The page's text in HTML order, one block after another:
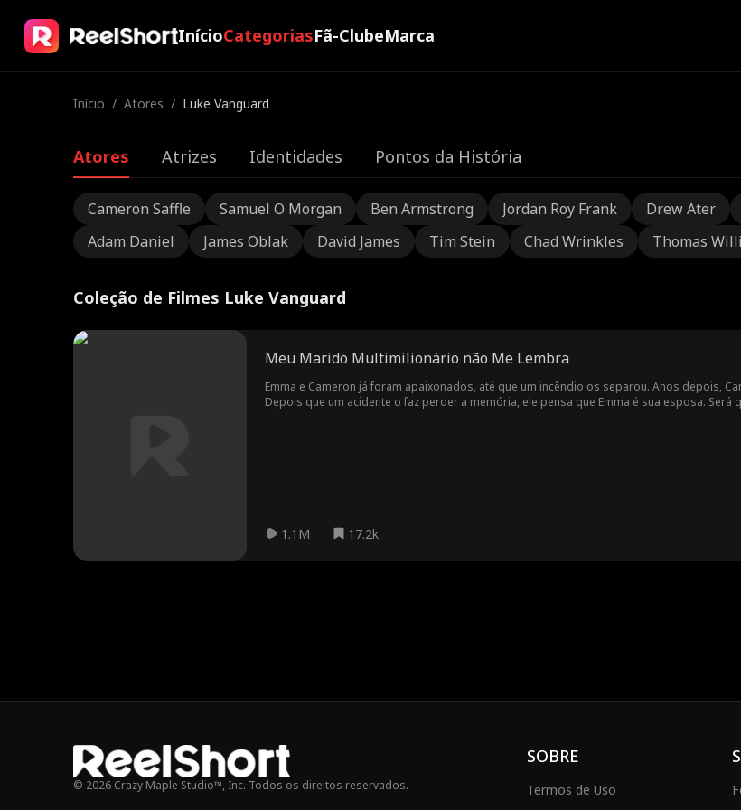
InícioCategoriasFã-ClubeMarca
Início / Atores / Luke Vanguard
Atores Atrizes Identidades Pontos da História
Cameron Saffle Samuel O Morgan Ben Armstrong Jordan Roy Frank Drew Ater
Adam Daniel
James Oblak David James Tim Stein Chad Wrinkles Thomas
Coleção de Filmes Luke Vanguard
Meu Marido Multimilionário não Me Lembra
Emma e Cameron já foram apaixonados, até que um incêndio os separou. Anos depois,
Depois que um acidente o faz perder a memória, ele pensa que Emma é sua esposa.
1.1M 17.2k
© 2026 Crazy Maple Studio™, Inc. Todos os direitos reservados.
SOBRE
Termos de Uso